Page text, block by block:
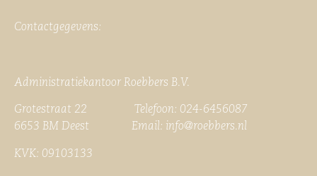
Contactgegevens:
Administratiekantoor Roebbers B.V.
Grotestraat 22 Telefoon: 024-6456087
6653 BM Deest Email: info@roebbers.nl
KVK: 09103133